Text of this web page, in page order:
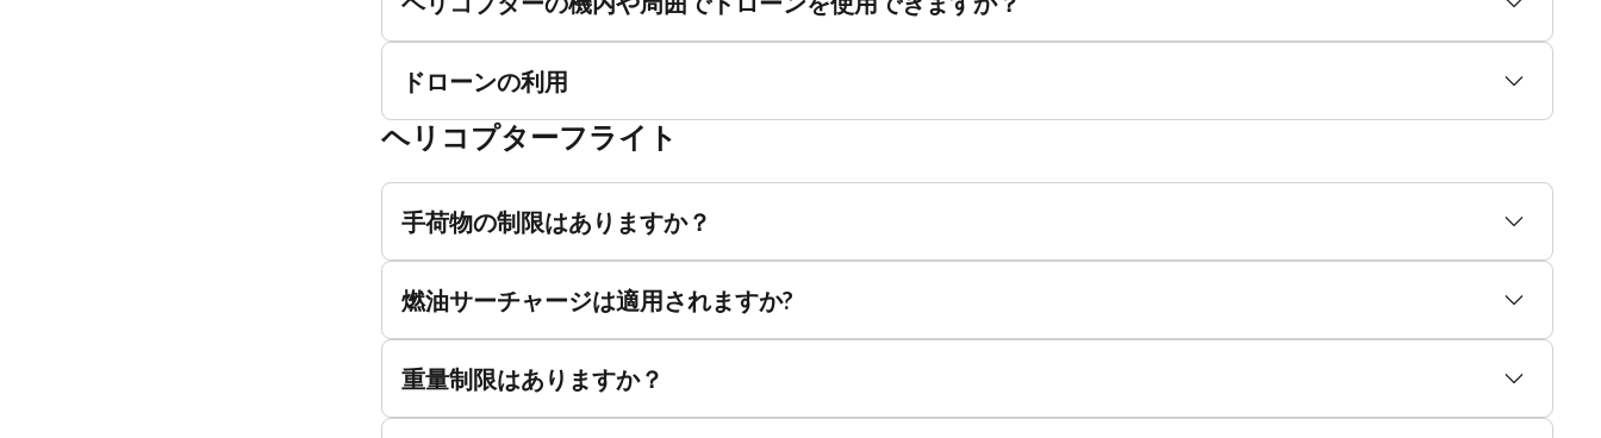
ドローンの利用
ヘリコプターフライト
手荷物の制限はありますか？
燃油サーチャージは適用されますか?
重量制限はありますか？